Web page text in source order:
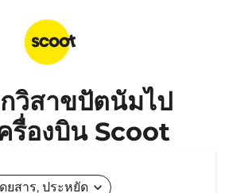
วิสาขปัตนัมไป
รื่องบิน Scoot
ยสาร, ประหยัด expand_more